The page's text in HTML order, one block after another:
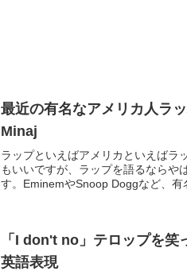
最近の有名なアメリカ人ラ
Minaj
ラップといえばアメリカといえばラ
もいいですが、ラップを語るならや
す。EminemやSnoop Doggなど、
「I don't no」テロップを
英語表現